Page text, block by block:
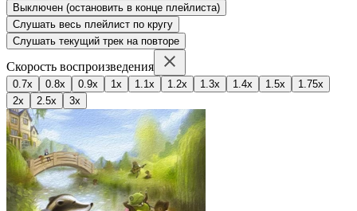
Выключен (остановить в конце плейлиста)
Слушать весь плейлист по кругу
Слушать текущий трек на повторе
Скорость воспроизведения
0.7x 0.8x 0.9x 1x 1.1x 1.2x 1.3x 1.4x 1.5x
1.75x
2x
2.5x 3x